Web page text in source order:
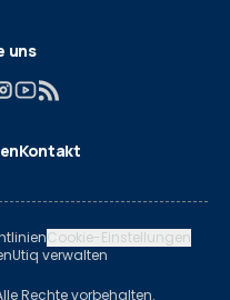
uns
Kontakt
Cookie-Einstellungen
Utiq verwalten
Rechte vorbehalten.